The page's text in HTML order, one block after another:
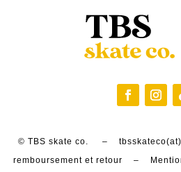
© TBS skate co. –
remboursement et retour –